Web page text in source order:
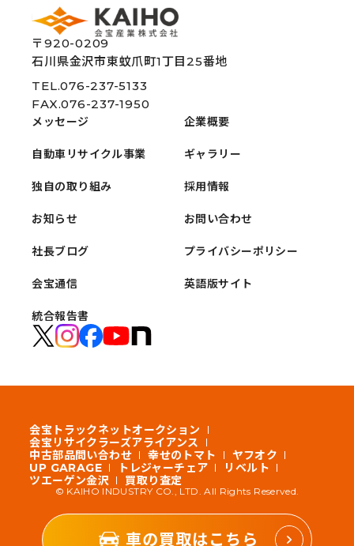
車の買取はこちら
〒920-0209
石川県金沢市東蚊爪町1丁目25番地
TEL.076-237-5133
FAX.076-237-1950
メッセージ
自動車リサイクル事業
独自の取り組み
お知らせ
社長ブログ
会宝通信
統合報告書
企業概要
ギャラリー
採用情報
お問い合わせ
プライバシーポリシー
英語版サイト
会宝トラックネットオークション
会宝リサイクラーズアライアンス
中古部品問い合わせ
幸せのトマト
ヤフオク
UP GARAGE
トレジャーチェア
リベルト
ツエーゲン金沢
買取り査定
© KAIHO INDUSTRY CO., LTD. All Rights Reserved.